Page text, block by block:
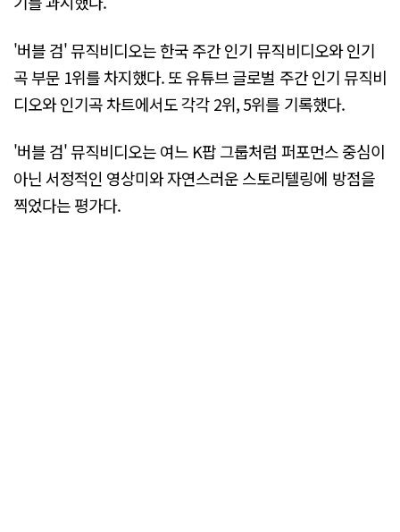
'버블 검' 뮤직비디오는 한국 주간 인기 뮤직비디오와 인기
곡 부문 1위를 차지했다. 또 유튜브 글로벌 주간 인기 뮤직비
디오와 인기곡 차트에서도 각각 2위, 5위를 기록했다.
'버블 검' 뮤직비디오는 여느 K팝 그룹처럼 퍼포먼스 중심이
아닌 서정적인 영상미와 자연스러운 스토리텔링에 방점을
찍었다는 평가다.